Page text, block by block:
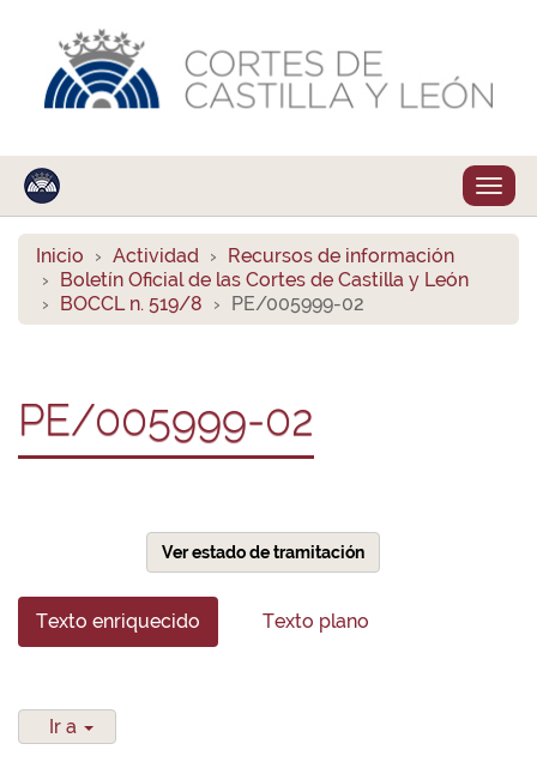
Inicio Actividad
Recursos de información
Boletín Oficial de las Cortes de Castilla y León
BOCCL n. 519/8
PE/005999-02
PE/005999-02
Ver estado de tramitación
Texto enriquecido Texto plano
Ir a